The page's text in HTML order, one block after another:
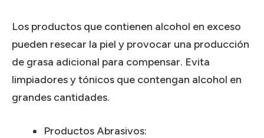
Los productos que contienen alcohol en exceso
pueden resecar la piel y provocar una producción
de grasa adicional para compensar. Evita
limpiadores y tónicos que contengan alcohol en
grandes cantidades.
Productos Abrasivos: